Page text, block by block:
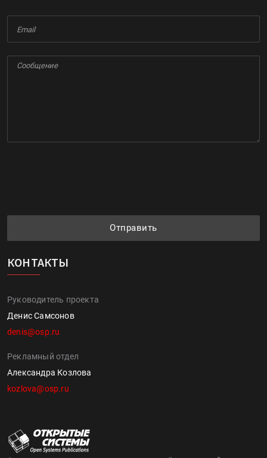
Отправить
КОНТАКТЫ
Руководитель проекта
Денис Самсонов
denis@osp.ru
Рекламный отдел
Александра Козлова
kozlova@osp.ru